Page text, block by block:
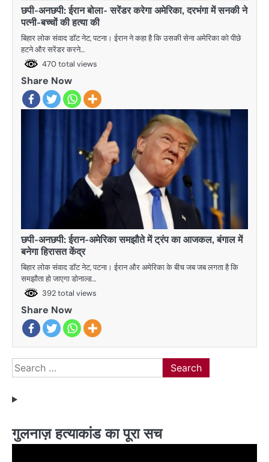
छपी-अनछपी: ईरान बोला- सरेंडर करेगा अमेरिका, दरभंगा में सनकी ने
पत्नी-बच्चों की हत्या की
बिहार लोक संवाद डॉट नेट, पटना। ईरान ने कहा है कि उसकी सेना अमेरिका को पीछे
हटने और सरेंडर करने…
470 total views
Share Now
छपी-अनछपी: ईरान-अमेरिका समझौते में ट्रंप का आजकल, बंगाल में
बनेगा हिरासत केंद्र
बिहार लोक संवाद डॉट नेट, पटना। ईरान और अमेरिका के बीच जब जब लगता है कि
समझौता हो जाएगा डोनाल्ड…
392 total views
Share Now
Search
for:
गुलनाज़ हत्याकांड का पूरा सच